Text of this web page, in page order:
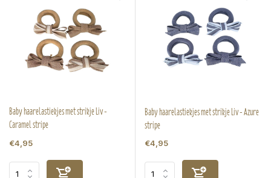
Baby haarelastiekjes met strikje Liv -
Caramel stripe
€4,95
Baby haarelastiekjes met strikje Liv - Azure
stripe
€4,95